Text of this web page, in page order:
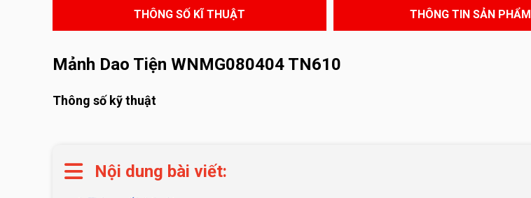
THÔNG SỐ KĨ THUẬT THÔNG TIN SẢN PHẨM
Mảnh Dao Tiện WNMG080404 TN610
Thông số kỹ thuật
Nội dung bài viết: